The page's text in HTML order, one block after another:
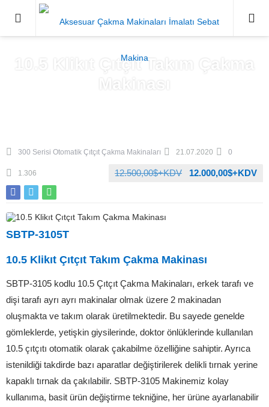
10.5 Klikıt Çıtçıt Takım Çakma
Makinası
300 Serisi Otomatik Çıtçıt Çakma Makinaları 21.07.2020 0
1.306 12.500,00$+KDV 12.000,00$+KDV
SBTP-3105T
10.5 Klikıt Çıtçıt Takım Çakma Makinası
SBTP-3105 kodlu 10.5 Çıtçıt Çakma Makinaları, erkek tarafı ve
dişi tarafı ayrı ayrı makinalar olmak üzere 2 makinadan
oluşmakta ve takım olarak üretilmektedir. Bu sayede genelde
gömleklerde, yetişkin giysilerinde, doktor önlüklerinde kullanılan
10.5 çıtçıtı otomatik olarak çakabilme özelliğine sahiptir. Ayrıca
istenildiği takdirde bazı aparatlar değiştirilerek delikli tırnak yerine
kapaklı tırnak da çakılabilir. SBTP-3105 Makinemiz kolay
kullanıma, basit ürün değiştirme tekniğine, her ürüne ayarlanabilir